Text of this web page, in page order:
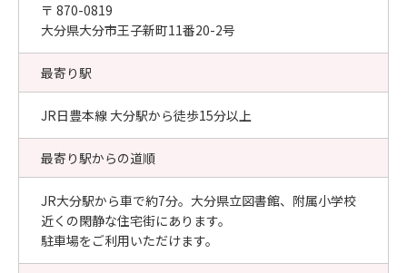
〒 870-0819
大分県大分市王子新町11番20-2号
最寄り駅
JR日豊本線 大分駅から徒歩15分以上
最寄り駅からの道順
JR大分駅から車で約7分。大分県立図書館、附属小学校
近くの閑静な住宅街にあります。
駐車場をご利用いただけます。